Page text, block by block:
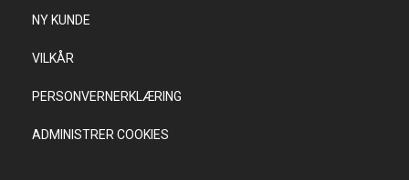
NY KUNDE
VILKÅR
PERSONVERNERKLÆRING
ADMINISTRER COOKIES